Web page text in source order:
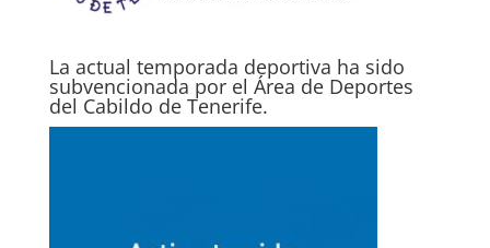
La actual temporada deportiva ha sido
subvencionada por el Área de Deportes
del Cabildo de Tenerife.